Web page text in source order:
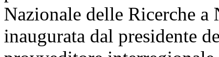
Nazionale delle Ricerche
inaugurata dal presidente